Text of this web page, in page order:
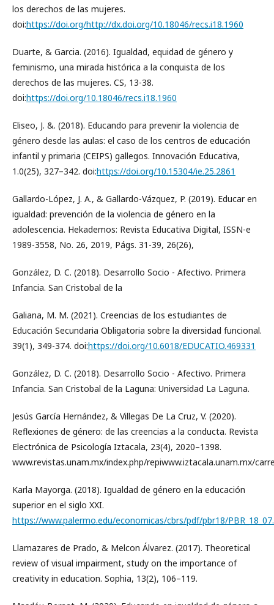
los derechos de las mujeres.
doi:https://doi.org/http://dx.doi.org/10.18046/recs.i18.1960
Duarte, & Garcia. (2016). Igualdad, equidad de género y
feminismo, una mirada histórica a la conquista de los
derechos de las mujeres. CS, 13-38.
doi:https://doi.org/10.18046/recs.i18.1960
Eliseo, J. &. (2018). Educando para prevenir la violencia de
género desde las aulas: el caso de los centros de educación
infantil y primaria (CEIPS) gallegos. Innovación Educativa,
1.0(25), 327–342. doi:https://doi.org/10.15304/ie.25.2861
Gallardo-López, J. A., & Gallardo-Vázquez, P. (2019). Educar en
igualdad: prevención de la violencia de género en la
adolescencia. Hekademos: Revista Educativa Digital, ISSN-e
1989-3558, No. 26, 2019, Págs. 31-39, 26(26),
González, D. C. (2018). Desarrollo Socio - Afectivo. Primera
Infancia. San Cristobal de la
Galiana, M. M. (2021). Creencias de los estudiantes de
Educación Secundaria Obligatoria sobre la diversidad funcional.
39(1), 349-374. doi:https://doi.org/10.6018/EDUCATIO.469331
González, D. C. (2018). Desarrollo Socio - Afectivo. Primera
Infancia. San Cristobal de la Laguna: Universidad La Laguna.
Jesús García Hernández, & Villegas De La Cruz, V. (2020).
Reflexiones de género: de las creencias a la conducta. Revista
Electrónica de Psicología Iztacala, 23(4), 2020–1398.
www.revistas.unam.mx/index.php/repiwww.iztacala.unam.mx/
Karla Mayorga. (2018). Igualdad de género en la educación
superior en el siglo XXI.
https://www.palermo.edu/economicas/cbrs/pdf/pbr18/
Llamazares de Prado, & Melcon Álvarez. (2017). Theoretical
review of visual impairment, study on the importance of
creativity in education. Sophia, 13(2), 106–119.